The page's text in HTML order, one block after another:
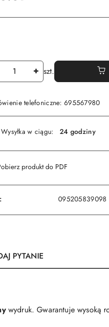
szt.
telefoniczne: 695567980
Wysyłka w ciągu: 24 godziny
produkt do PDF
095205839098
PYTANIE
wydruk. Gwarantuje wysoką